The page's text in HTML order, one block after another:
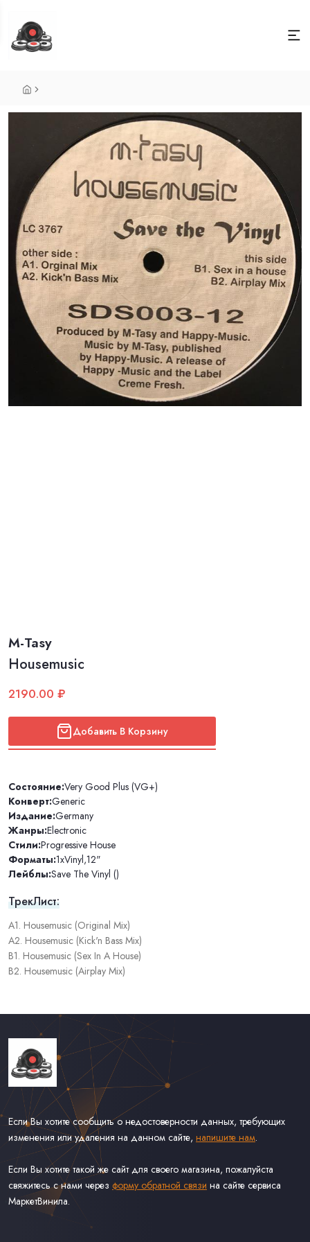
M-Tasy
Housemusic
2190.00 ₽
Добавить В Корзину
Состояние:Very Good Plus (VG+)
Конверт:Generic
Издание:Germany
Жанры:Electronic
Стили:Progressive House
Форматы:1xVinyl,12"
Лейблы:Save The Vinyl ()
ТрекЛист:
A1. Housemusic (Original Mix)
A2. Housemusic (Kick'n Bass Mix)
B1. Housemusic (Sex In A House)
B2. Housemusic (Airplay Mix)
Если Вы хотите сообщить о недостоверности данных, требующих
изменения или удаления на данном сайте, напишите нам.
Если Вы хотите такой же сайт для своего магазина, пожалуйста
свяжитесь с нами через форму обратной связи на сайте сервиса
МаркетВинила.
Каталог Винила, CD и Кассет